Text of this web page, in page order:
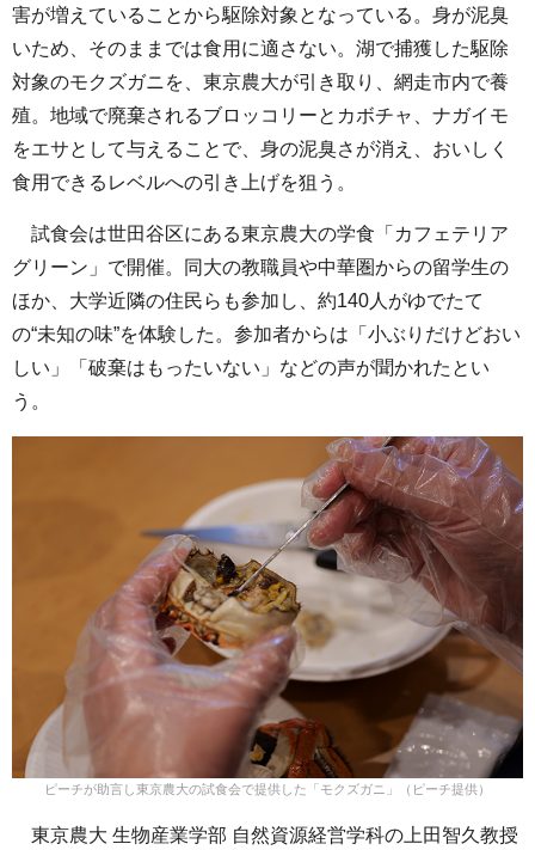
害が増えていることから駆除対象となっている。身が泥臭
いため、そのままでは食用に適さない。湖で捕獲した駆除
対象のモクズガニを、東京農大が引き取り、網走市内で養
殖。地域で廃棄されるブロッコリーとカボチャ、ナガイモ
をエサとして与えることで、身の泥臭さが消え、おいしく
食用できるレベルへの引き上げを狙う。
試食会は世田谷区にある東京農大の学食「カフェテリア
グリーン」で開催。同大の教職員や中華圏からの留学生の
ほか、大学近隣の住民らも参加し、約140人がゆでたて
の“未知の味”を体験した。参加者からは「小ぶりだけどおい
しい」「破棄はもったいない」などの声が聞かれたとい
う。
ピーチが助言し東京農大の試食会で提供した「モクズガニ」（ピーチ提供）
東京農大 生物産業学部 自然資源経営学科の上田智久教授